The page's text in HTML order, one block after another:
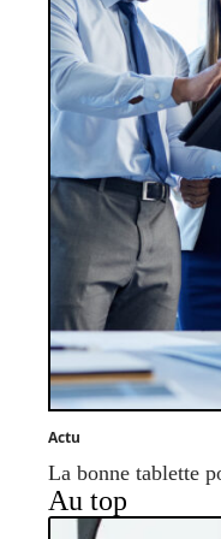
Actu
La bonne tablette
Au top